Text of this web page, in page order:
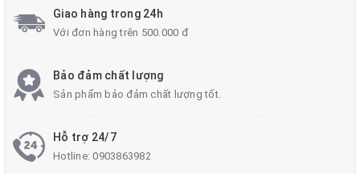
CAMERA HÀNH TRÌNH HÀN QUỐC DR590X-2CH
Hai camera trước và sau đều quay hình ở chế độ Full
Giao hàng trong 24h
Với đơn hàng trên 500.000 đ
Bảo đảm chất lượng
Sản phẩm bảo đảm chất lượng tốt.
Hỗ trợ 24/7
Hotline:0903863982